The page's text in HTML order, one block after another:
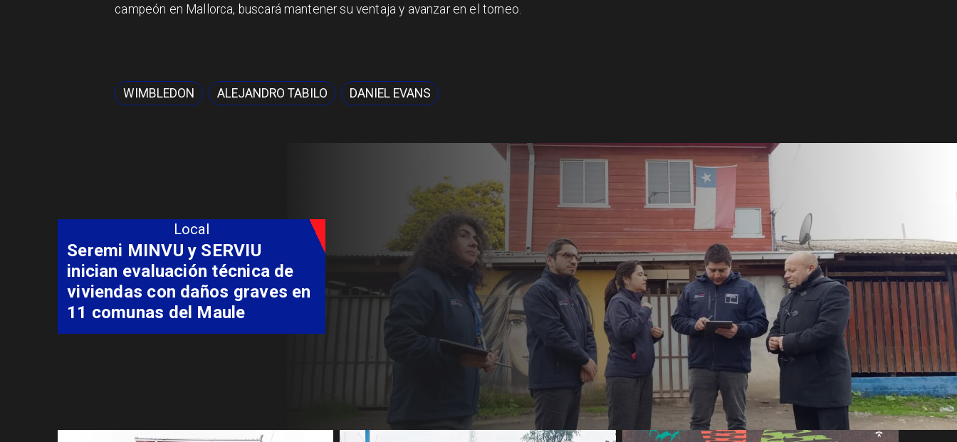
campeón en Mallorca, buscará mantener su ventaja y avanzar en el torneo.
WIMBLEDON ALEJANDRO TABILO DANIEL EVANS
Local
Fondo Orasmi entrega apoyo a
familia de Romeral para
costear alimentación
especializada de niño con
Síndrome de Intestino Corto